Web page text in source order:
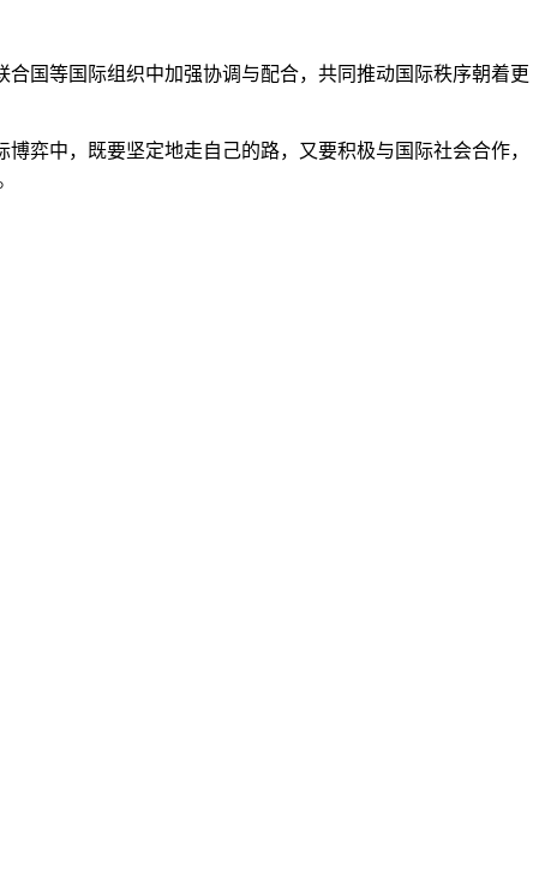
国等国际组织中加强协调与配合，共同推动国际秩序朝着更
弈中，既要坚定地走自己的路，又要积极与国际社会合作，